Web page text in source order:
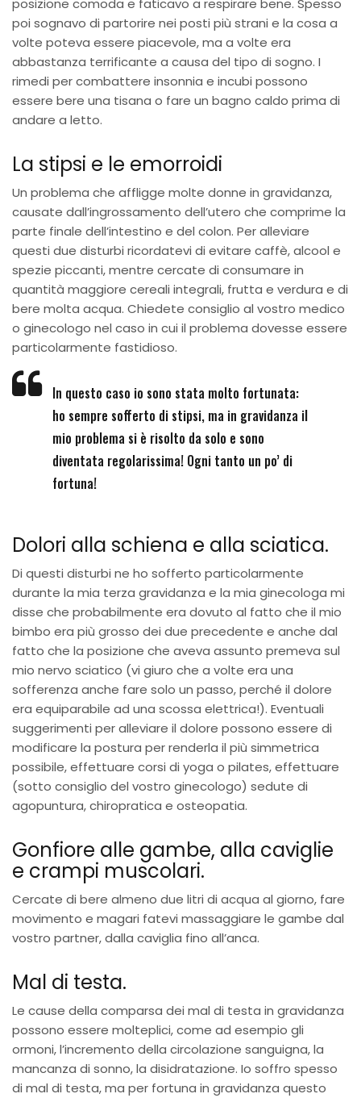
posizione comoda e faticavo a respirare bene. Spesso
poi sognavo di partorire nei posti più strani e la cosa a
volte poteva essere piacevole, ma a volte era
abbastanza terrificante a causa del tipo di sogno. I
rimedi per combattere insonnia e incubi possono
essere bere una tisana o fare un bagno caldo prima di
andare a letto.
La stipsi e le emorroidi
Un problema che affligge molte donne in gravidanza,
causate dall’ingrossamento dell’utero che comprime la
parte finale dell’intestino e del colon. Per alleviare
questi due disturbi ricordatevi di evitare caffè, alcool e
spezie piccanti, mentre cercate di consumare in
quantità maggiore cereali integrali, frutta e verdura e di
bere molta acqua. Chiedete consiglio al vostro medico
o ginecologo nel caso in cui il problema dovesse essere
particolarmente fastidioso.
In questo caso io sono stata molto fortunata:
ho sempre sofferto di stipsi, ma in gravidanza il
mio problema si è risolto da solo e sono
diventata regolarissima! Ogni tanto un po’ di
fortuna!
Dolori alla schiena e alla sciatica.
Di questi disturbi ne ho sofferto particolarmente
durante la mia terza gravidanza e la mia ginecologa mi
disse che probabilmente era dovuto al fatto che il mio
bimbo era più grosso dei due precedente e anche dal
fatto che la posizione che aveva assunto premeva sul
mio nervo sciatico (vi giuro che a volte era una
sofferenza anche fare solo un passo, perché il dolore
era equiparabile ad una scossa elettrica!). Eventuali
suggerimenti per alleviare il dolore possono essere di
modificare la postura per renderla il più simmetrica
possibile, effettuare corsi di yoga o pilates, effettuare
(sotto consiglio del vostro ginecologo) sedute di
agopuntura, chiropratica e osteopatia.
Gonfiore alle gambe, alla caviglie
e crampi muscolari.
Cercate di bere almeno due litri di acqua al giorno, fare
movimento e magari fatevi massaggiare le gambe dal
vostro partner, dalla caviglia fino all’anca.
Mal di testa.
Le cause della comparsa dei mal di testa in gravidanza
possono essere molteplici, come ad esempio gli
ormoni, l’incremento della circolazione sanguigna, la
mancanza di sonno, la disidratazione. Io soffro spesso
di mal di testa, ma per fortuna in gravidanza questo